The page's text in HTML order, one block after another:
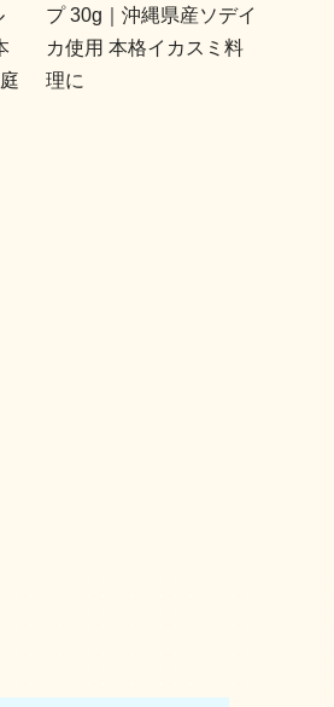
プ 30g｜沖縄県産ソデイ
カ使用 本格イカスミ料
理に